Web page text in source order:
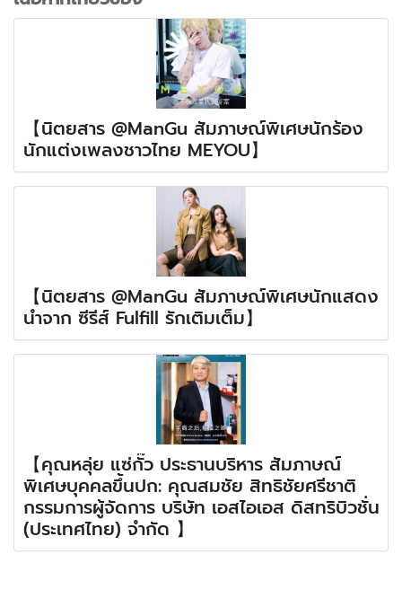
【นิตยสาร @ManGu สัมภาษณ์พิเศษนักร้อง
นักแต่งเพลงชาวไทย MEYOU】
【นิตยสาร @ManGu สัมภาษณ์พิเศษนักแสดง
นำจาก ซีรีส์ Fulfill รักเติมเต็ม】
【คุณหลุ่ย แซ่กั๊ว ประธานบริหาร สัมภาษณ์
พิเศษบุคคลขึ้นปก: คุณสมชัย สิทธิชัยศรีชาติ
กรรมการผู้จัดการ บริษัท เอสไอเอส ดิสทริบิวชั่น
(ประเทศไทย) จำกัด 】